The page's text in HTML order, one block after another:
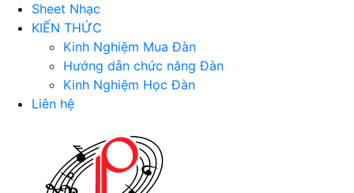
Sheet Nhạc
KIẾN THỨC
Kinh Nghiệm Mua Đàn
Hướng dẫn chức năng Đàn
Kinh Nghiệm Học Đàn
Liên hệ